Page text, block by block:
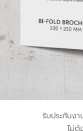
รับประกันง